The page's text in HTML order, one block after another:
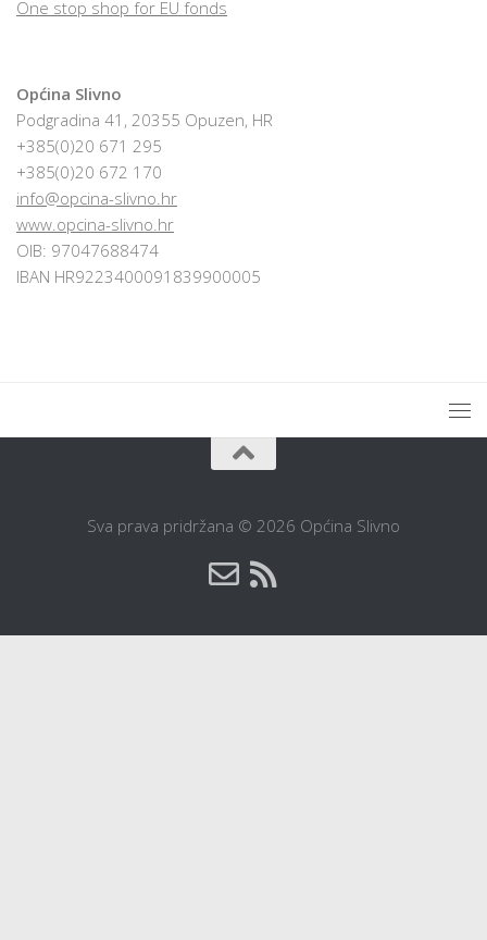
One stop shop for EU fonds
Općina Slivno
Podgradina 41, 20355 Opuzen, HR
+385(0)20 671 295
+385(0)20 672 170
info@opcina-slivno.hr
www.opcina-slivno.hr
OIB: 97047688474
IBAN HR9223400091839900005
Sva prava pridržana © 2026 Općina Slivno